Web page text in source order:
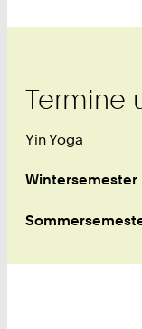
Termine
Yin Yoga
Wintersemester